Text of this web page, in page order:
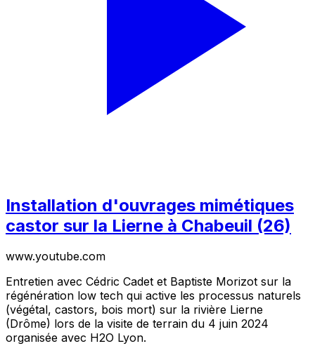
Installation d'ouvrages mimétiques
castor sur la Lierne à Chabeuil (26)
www.youtube.com
Entretien avec Cédric Cadet et Baptiste Morizot sur la
régénération low tech qui active les processus naturels
(végétal, castors, bois mort) sur la rivière Lierne
(Drôme) lors de la visite de terrain du 4 juin 2024
organisée avec H2O Lyon.